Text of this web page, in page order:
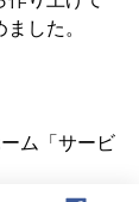
した。
ム「サービ